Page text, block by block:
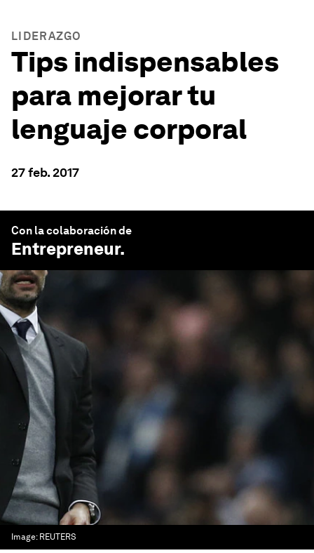
LIDERAZGO
Tips indispensables
para mejorar tu
lenguaje corporal
27 feb. 2017
Con la colaboración de
Entrepreneur.
Image: REUTERS